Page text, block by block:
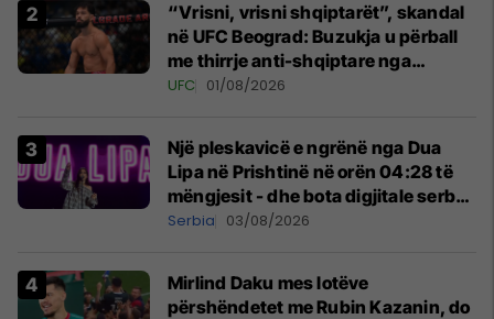
“Vrisni, vrisni shqiptarët”, skandal
në UFC Beograd: Buzukja u përball
me thirrje anti-shqiptare nga
tribunat
UFC 01/08/2026
Një pleskavicë e ngrënë nga Dua
Lipa në Prishtinë në orën 04:28 të
mëngjesit - dhe bota digjitale serbe
shpall gjendjen e luftës
Serbia 03/08/2026
Mirlind Daku mes lotëve
përshëndetet me Rubin Kazanin, do